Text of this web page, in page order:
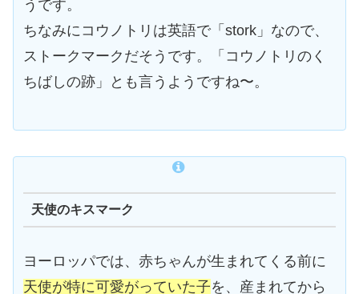
うです。
ちなみにコウノトリは英語で「stork」なので、
ストークマークだそうです。「コウノトリのく
ちばしの跡」とも言うようですね〜。
天使のキスマーク
ヨーロッパでは、赤ちゃんが生まれてくる前に
天使が特に可愛がっていた子を、産まれてから